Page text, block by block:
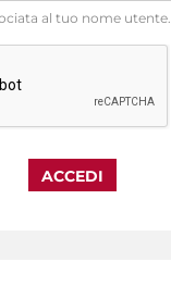
al tuo nome utente.